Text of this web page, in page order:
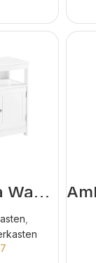
Americana Wastafelonderkasten Wit